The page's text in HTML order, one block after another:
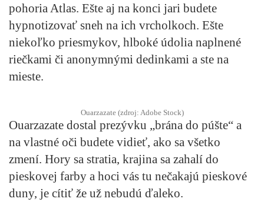
pohoria Atlas. Ešte aj na konci jari budete
hypnotizovať sneh na ich vrcholkoch. Ešte
niekoľko priesmykov, hlboké údolia naplnené
riečkami či anonymnými dedinkami a ste na
mieste.
Ouarzazate (zdroj: Adobe Stock)
Ouarzazate dostal prezývku „brána do púšte“ a
na vlastné oči budete vidieť, ako sa všetko
zmení. Hory sa stratia, krajina sa zahalí do
pieskovej farby a hoci vás tu nečakajú pieskové
duny, je cítiť že už nebudú ďaleko.